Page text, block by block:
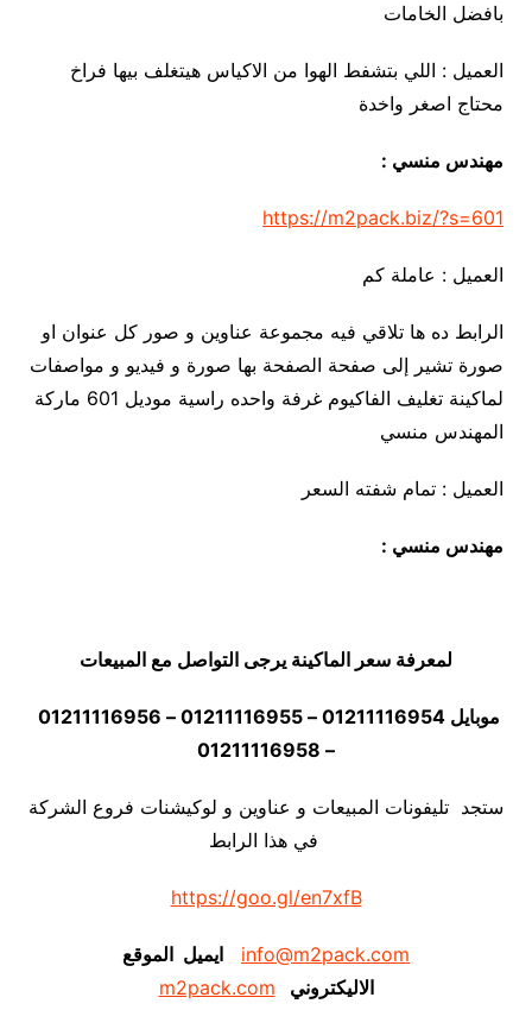
بافضل الخامات
العميل : اللي بتشفط الهوا من الاكياس هيتغلف بيها فراخ
محتاج اصغر واخدة
مهندس منسي :
https://m2pack.biz/?s=601
العميل : عاملة كم
الرابط ده ها تلاقي فيه مجموعة عناوين و صور كل عنوان او
صورة تشير إلى صفحة الصفحة بها صورة و فيديو و مواصفات
لماكينة تغليف الفاكيوم غرفة واحده راسية موديل 601 ماركة
المهندس منسي
العميل : تمام شفته السعر
مهندس منسي :
لمعرفة سعر الماكينة يرجى التواصل مع المبيعات
– 01211116958
ستجد تليفونات المبيعات و عناوين و لوكيشنات فروع الشركة
في هذا الرابط
https://goo.gl/en7xfB
info@m2pack.com
ايميل الموقع
الاليكتروني m2pack.com